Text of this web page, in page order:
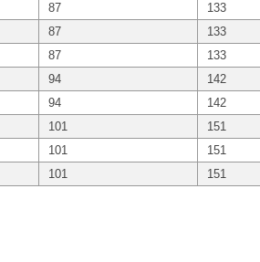
87 133
87 133
87 133
94 142
94 142
101 151
101 151
101 151